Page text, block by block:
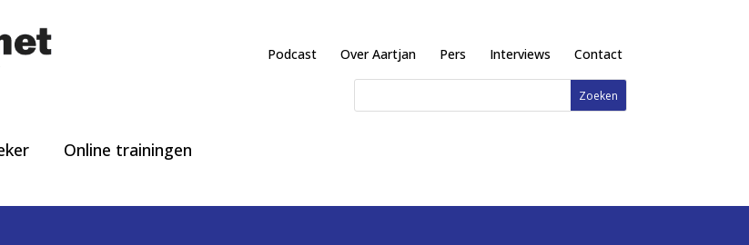
Podcast Over Aartjan Pers Interviews Contact
Online trainingen